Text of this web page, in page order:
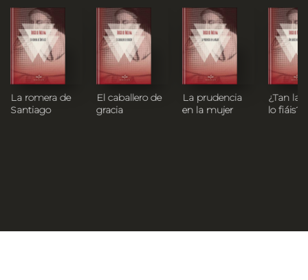
La romera de
Santiago
El caballero de
gracia
La prudencia
en la mujer
¿Tan
lo fiáis?